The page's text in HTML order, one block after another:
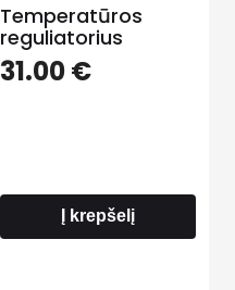
Temperatūros
reguliatorius
31.00€
Į krepšelį